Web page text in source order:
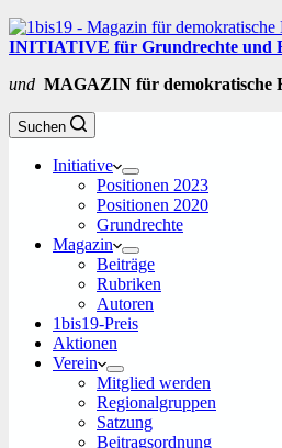
INITIATIVE für Grundrechte und
und MAGAZIN für demokratische
Suchen
Initiative
Positionen 2023
Positionen 2020
Grundrechte
Magazin
Beiträge
Rubriken
Autoren
1bis19-Preis
Aktionen
Verein
Mitglied werden
Regionalgruppen
Satzung
Beitragsordnung